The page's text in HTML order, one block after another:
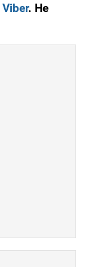
Viber. Не